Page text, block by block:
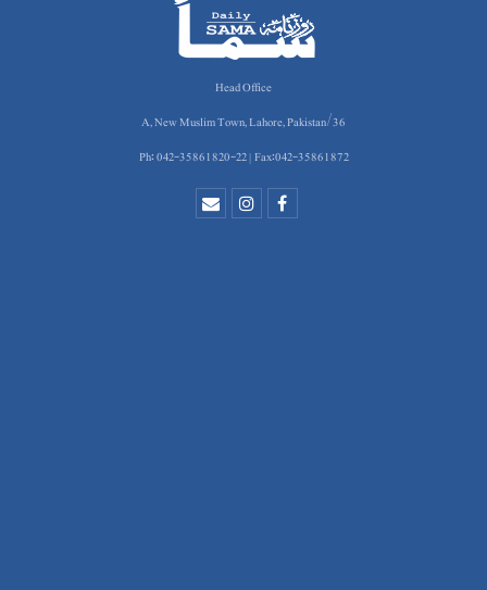
Head Office
36/A, New Muslim Town, Lahore, Pakistan
Ph: 042-35861820-22 | Fax:042-35861872